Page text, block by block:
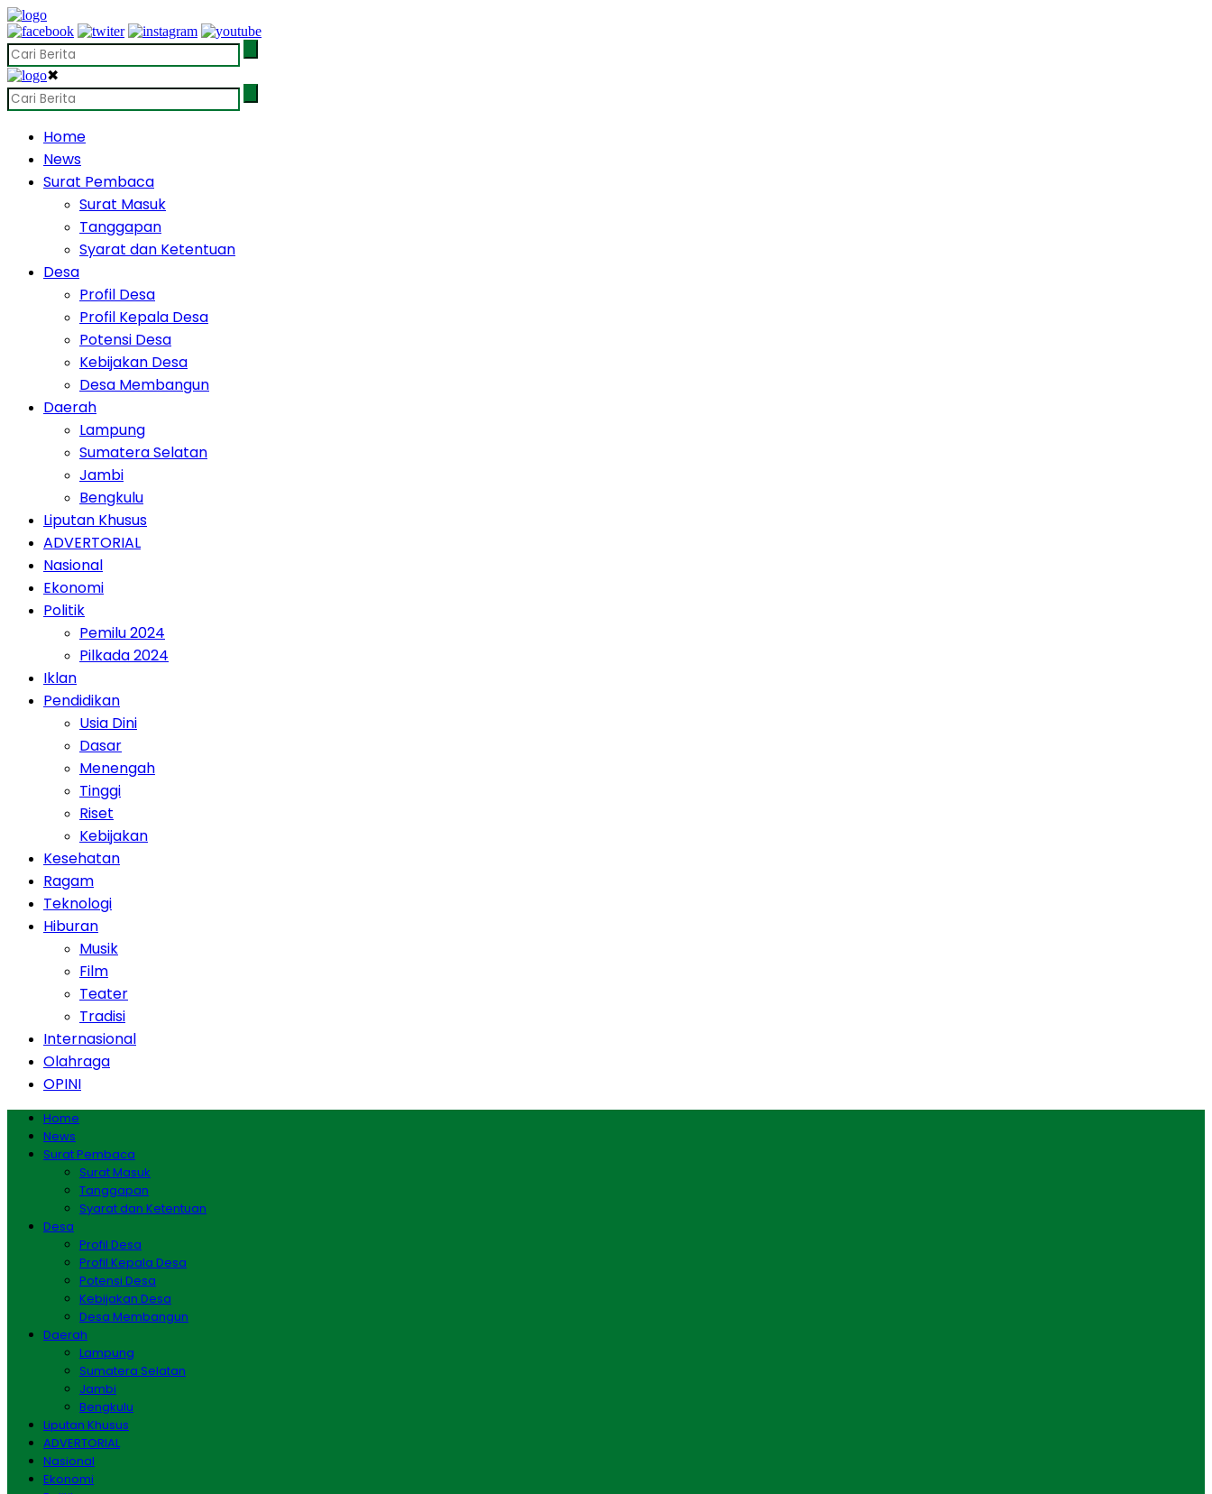
✖
Home
News
Surat Pembaca
Surat Masuk
Tanggapan
Syarat dan Ketentuan
Desa
Profil Desa
Profil Kepala Desa
Potensi Desa
Kebijakan Desa
Desa Membangun
Daerah
Lampung
Sumatera Selatan
Jambi
Bengkulu
Liputan Khusus
ADVERTORIAL
Nasional
Ekonomi
Politik
Pemilu 2024
Pilkada 2024
Iklan
Pendidikan
Usia Dini
Dasar
Menengah
Tinggi
Riset
Kebijakan
Kesehatan
Ragam
Teknologi
Hiburan
Musik
Film
Teater
Tradisi
Internasional
Olahraga
OPINI
Home
News
Surat Pembaca
Surat Masuk
Tanggapan
Syarat dan Ketentuan
Desa
Profil Desa
Profil Kepala Desa
Potensi Desa
Kebijakan Desa
Desa Membangun
Daerah
Lampung
Sumatera Selatan
Jambi
Bengkulu
Liputan Khusus
ADVERTORIAL
Nasional
Ekonomi